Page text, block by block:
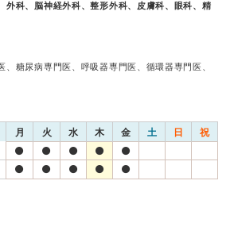
外科、脳神経外科、整形外科、皮膚科、眼科、精
、糖尿病専門医、呼吸器専門医、循環器専門医、
月 火 水 木 金 土 日 祝